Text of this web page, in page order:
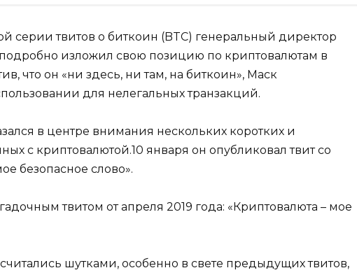
серии твитов о биткоин (BTC) генеральный директор
изложил свою позицию по криптовалютам в
что он «ни здесь, ни там, на биткоин», Маск
для нелегальных транзакций.
в центре внимания нескольких коротких и
с криптовалютой.10 января он опубликовал твит со
безопасное слово».
твитом от апреля 2019 года: «Криптовалюта – мое
шутками, особенно в свете предыдущих твитов,